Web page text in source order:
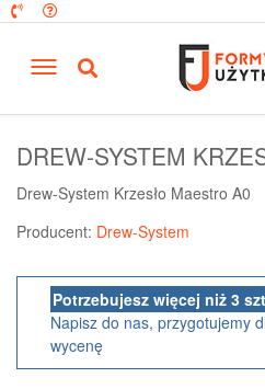
DREW-SYSTEM
Drew-System Krzesło Maestro A0
Producent: Drew-System
Potrzebujesz więcej niż 3
Napisz do nas, przygotujemy
wycenę